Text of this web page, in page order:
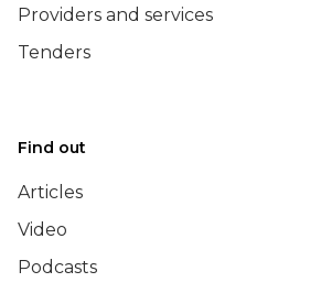
Providers and services
Tenders
Find out
Articles
Video
Podcasts